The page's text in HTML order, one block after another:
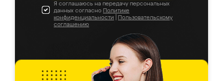
Я соглашаюсь на передачу персональных
данных согласно Политике
конфиденциальности
Пользовательскому
соглашению